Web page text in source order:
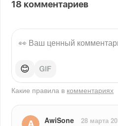
18 комментариев
😊
Какие правила в комментариях
AwiSone 28 марта